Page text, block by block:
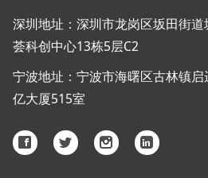
深圳地址：深圳市龙岗区坂田街
荟科创中心13栋5层C2
宁波地址：宁波市海曙区古林镇
亿大厦515室